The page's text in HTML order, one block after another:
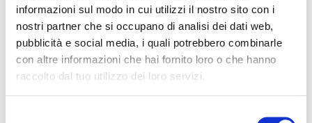
informazioni sul modo in cui utilizzi il nostro sito con i
nostri partner che si occupano di analisi dei dati web,
pubblicità e social media, i quali potrebbero combinarle
con altre informazioni che hai fornito loro o che hanno
raccolto dal tuo utilizzo dei loro servizi.
Educazione finanziaria
Docenti: Colizzi Manuela
Inizio corso:30 Ottobre 2025